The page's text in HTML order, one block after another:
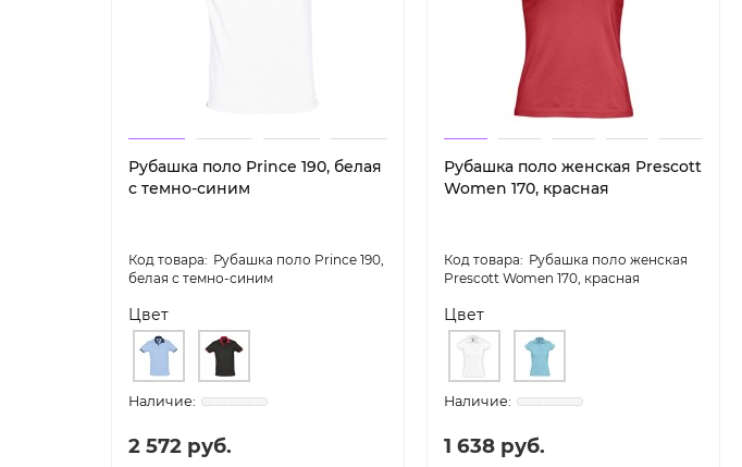
Рубашка поло Prince 190, белая
с темно-синим
Рубашка поло Prince 190,
белая с темно-синим
Цвет
2 572 руб.
Рубашка поло женская Prescott
Women 170, красная
Рубашка поло женская
Prescott Women 170, красная
Цвет
1 638 руб.